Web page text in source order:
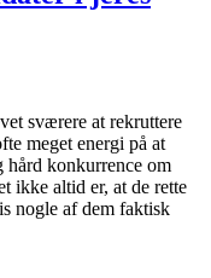
sværere at rekruttere
meget energi på at
hård konkurrence om
ikke altid er, at de rette
nogle af dem faktisk